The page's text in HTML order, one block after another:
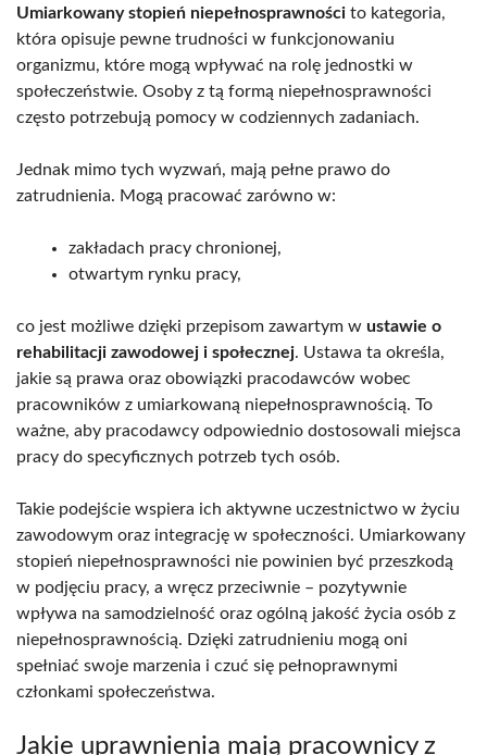
Umiarkowany stopień niepełnosprawności to kategoria,
która opisuje pewne trudności w funkcjonowaniu
organizmu, które mogą wpływać na rolę jednostki w
społeczeństwie. Osoby z tą formą niepełnosprawności
często potrzebują pomocy w codziennych zadaniach.
Jednak mimo tych wyzwań, mają pełne prawo do
zatrudnienia. Mogą pracować zarówno w:
zakładach pracy chronionej,
otwartym rynku pracy,
co jest możliwe dzięki przepisom zawartym w ustawie o
rehabilitacji zawodowej i społecznej. Ustawa ta określa,
jakie są prawa oraz obowiązki pracodawców wobec
pracowników z umiarkowaną niepełnosprawnością. To
ważne, aby pracodawcy odpowiednio dostosowali miejsca
pracy do specyficznych potrzeb tych osób.
Takie podejście wspiera ich aktywne uczestnictwo w życiu
zawodowym oraz integrację w społeczności. Umiarkowany
stopień niepełnosprawności nie powinien być przeszkodą
w podjęciu pracy, a wręcz przeciwnie – pozytywnie
wpływa na samodzielność oraz ogólną jakość życia osób z
niepełnosprawnością. Dzięki zatrudnieniu mogą oni
spełniać swoje marzenia i czuć się pełnoprawnymi
członkami społeczeństwa.
Jakie uprawnienia mają pracownicy z